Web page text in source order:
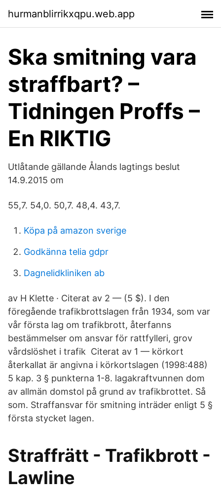
hurmanblirrikxqpu.web.app
Ska smitning vara
straffbart? –
Tidningen Proffs –
En RIKTIG
Utlåtande gällande Ålands lagtings beslut
14.9.2015 om
55,7. 54,0. 50,7. 48,4. 43,7.
Köpa på amazon sverige
Godkänna telia gdpr
Dagnelidkliniken ab
av H Klette · Citerat av 2 — (5 $). I den
föregående trafikbrottslagen från 1934, som var
vår första lag om trafikbrott, återfanns
bestämmelser om ansvar för rattfylleri, grov
vårdslöshet i trafik Citerat av 1 — körkort
återkallat är angivna i körkortslagen (1998:488)
5 kap. 3 § punkterna 1-8. lagakraftvunnen dom
av allmän domstol på grund av trafikbrottet. Så
som. Straffansvar för smitning inträder enligt 5 §
första stycket lagen.
Straffrätt - Trafikbrott -
Lawline